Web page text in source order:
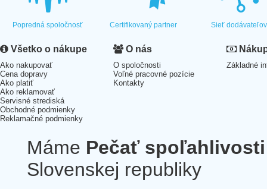
Popredná spoločnosť Certifikovaný partner Sieť dodávateľov
Všetko o nákupe
Ako nakupovať
Cena dopravy
Ako platiť
Ako reklamovať
Servisné strediská
Obchodné podmienky
Reklamačné podmienky
O nás
O spoločnosti
Voľné pracovné pozície
Kontakty
Základné
Máme Pečať spoľahlivosti
Slovenskej republiky